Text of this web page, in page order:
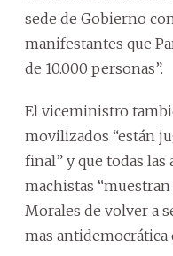
sede de Gobierno
manifestantes que
de 10.000 personas”.
El viceministro
movilizados “están
final” y que todas las
machistas
Morales de volver a
mas antidemocrática